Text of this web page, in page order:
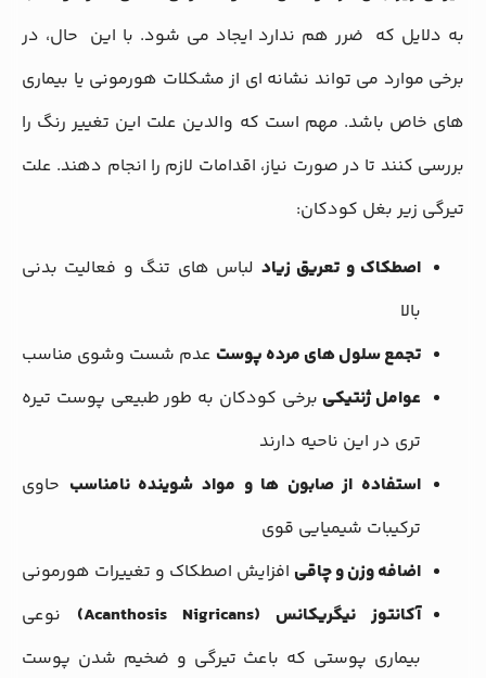
به دلایل که ضرر هم ندارد ایجاد می شود. با این حال، در
برخی موارد می تواند نشانه ای از مشکلات هورمونی یا بیماری
های خاص باشد. مهم است که والدین علت این تغییر رنگ را
بررسی کنند تا در صورت نیاز، اقدامات لازم را انجام دهند. علت
تیرگی زیر بغل کودکان:
اصطکاک و تعریق زیاد لباس های تنگ و فعالیت بدنی
بالا
تجمع سلول های مرده پوست عدم شست وشوی مناسب
عوامل ژنتیکی برخی کودکان به طور طبیعی پوست تیره
تری در این ناحیه دارند
استفاده از صابون ها و مواد شوینده نامناسب حاوی
ترکیبات شیمیایی قوی
اضافه وزن و چاقی افزایش اصطکاک و تغییرات هورمونی
آکانتوز نیگریکانس (Acanthosis Nigricans)
نوعی
بیماری پوستی که باعث تیرگی و ضخیم شدن پوست